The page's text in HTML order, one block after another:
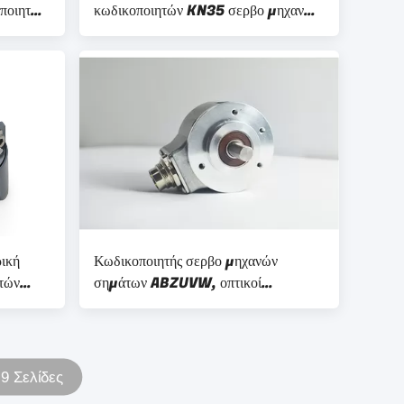
κωδικοποιητών KN35 σερβο μηχανών
με να τοποθετήσει το πιάτο ανοίξεων
Κωδικοποιητής σερβο μηχανών
σημάτων ABZUVW, οπτικοί
κωδικοποιητές 5000 άξονων μηχανών
Σελίδες